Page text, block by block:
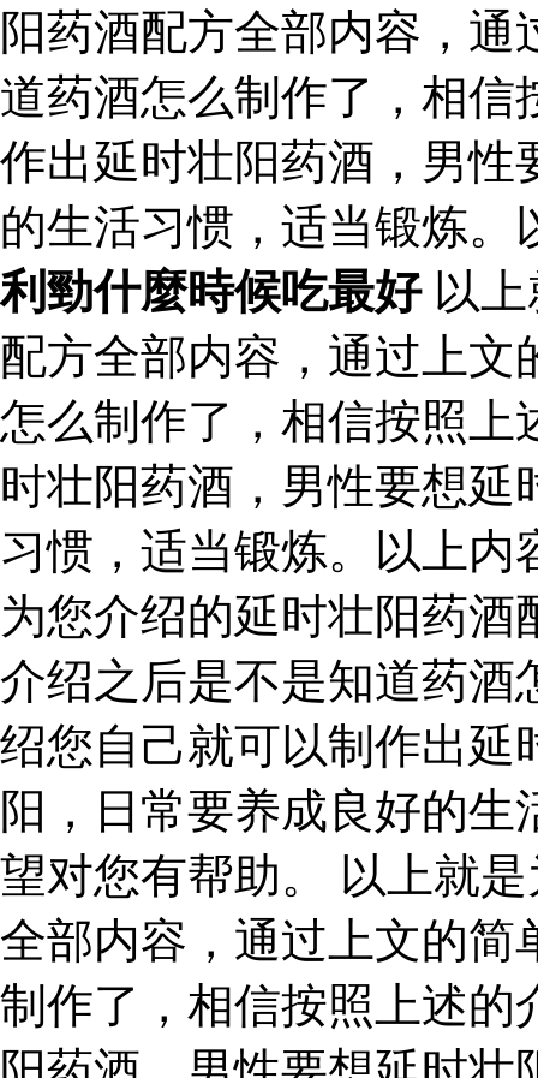
阳药酒配方全部内容，
道药酒怎么制作了，相信
作出延时壮阳药酒，男性
的生活习惯，适当锻炼
利勁什麼時候吃最好以上
配方全部内容，通过上文
怎么制作了，相信按照上
时壮阳药酒，男性要想
习惯，适当锻炼。以上
为您介绍的延时壮阳药
介绍之后是不是知道药酒
绍您自己就可以制作出延
阳，日常要养成良好的
望对您有帮助。 以上就
全部内容，通过上文的简
制作了，相信按照上述的